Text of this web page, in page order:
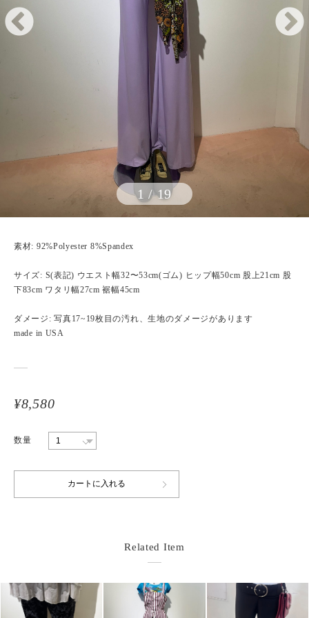
1 /19
素材: 92%Polyester 8%Spandex
サイズ: S(表記) ウエスト幅32〜53cm(ゴム) ヒップ幅50cm 股上21cm 股
下83cm ワタリ幅27cm 裾幅45cm
ダメージ: 写真17~19枚目の汚れ、生地のダメージがあります
made in USA
¥8,580
数量
Related Item